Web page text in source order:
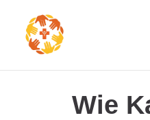
Wie